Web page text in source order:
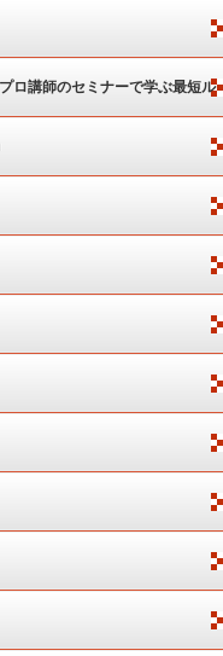
ロ講師のセミナーで学ぶ最短ル